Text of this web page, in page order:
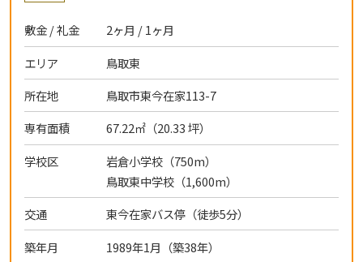
敷金 / 礼金
2ヶ月 / 1ヶ月
エリア
鳥取東
所在地
鳥取市東今在家113-7
専有面積
67.22㎡（20.33 坪）
学校区
岩倉小学校（750m）
鳥取東中学校（1,600m）
交通
東今在家バス停（徒歩5分）
築年月
1989年1月（築38年）